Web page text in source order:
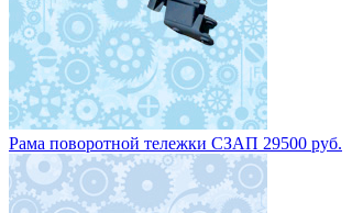
Рама поворотной тележки СЗАП 29500 руб.